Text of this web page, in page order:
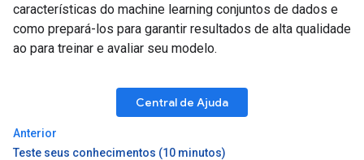
características do machine learning conjuntos de dados e
como prepará-los para garantir resultados de alta qualidade
ao para treinar e avaliar seu modelo.
Central de Ajuda
Anterior
Teste seus conhecimentos (10 minutos)